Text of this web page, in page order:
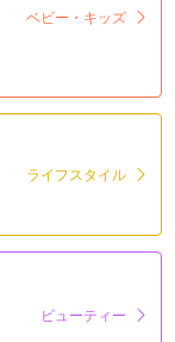
ベビー・キッズ
ライフスタイル
ビューティー